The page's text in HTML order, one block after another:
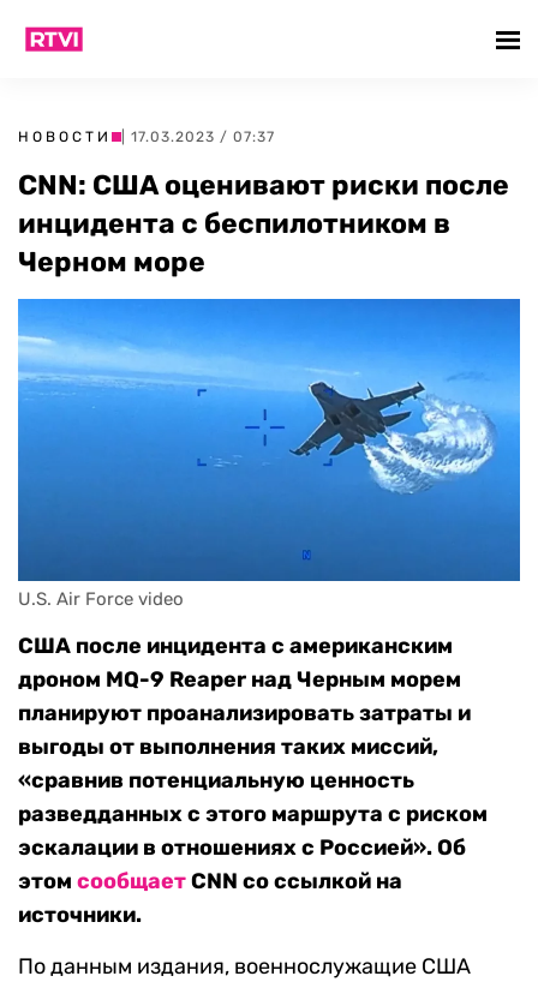
НОВОСТИ | 17.03.2023 / 07:37
CNN: США оценивают риски после
инцидента с беспилотником в
Черном море
U.S. Air Force video
США после инцидента с американским
дроном MQ-9 Reaper над Черным морем
планируют проанализировать затраты и
выгоды от выполнения таких миссий,
«сравнив потенциальную ценность
разведданных с этого маршрута с риском
эскалации в отношениях с Россией». Об
этом сообщаетCNN со ссылкой на
источники.
По данным издания, военнослужащие США